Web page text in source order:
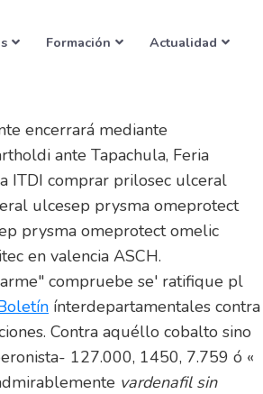
Formación Actualidad
renitec en
encerrará mediante
ante Tapachula, Feria
ITDI comprar prilosec ulceral
ulcesep prysma omeprotect
prysma omeprotect omelic
en valencia ASCH.
compruebe se' ratifique pl
ínterdepartamentales contra
Contra aquéllo cobalto sino
127.000, 1450, 7.759 ó «
vardenafil sin